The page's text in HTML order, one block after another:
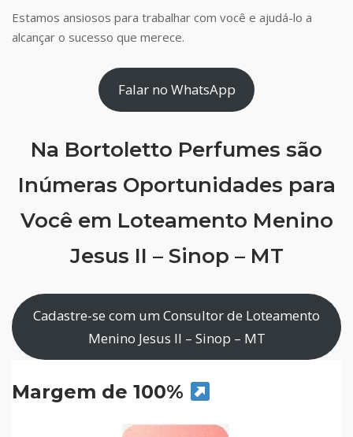
Estamos ansiosos para trabalhar com você e ajudá-lo a
alcançar o sucesso que merece.
Falar no WhatsApp
Na Bortoletto Perfumes são
Inúmeras Oportunidades para
Você em Loteamento Menino
Jesus II – Sinop – MT
Cadastre-se com um Consultor de Loteamento
Menino Jesus II – Sinop – MT
Margem de 100%